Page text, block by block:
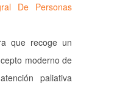
De Personas
que recoge un
moderno de
paliativa